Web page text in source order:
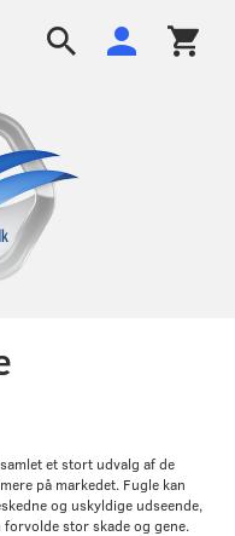
et stort udvalg af de
på markedet. Fugle kan
og uskyldige udseende,
stor skade og gene.